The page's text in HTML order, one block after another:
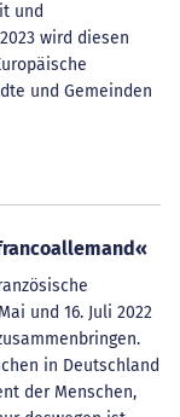
und
wird diesen
und Gemeinden
und 16. Juli 2022
in Deutschland
der Menschen,